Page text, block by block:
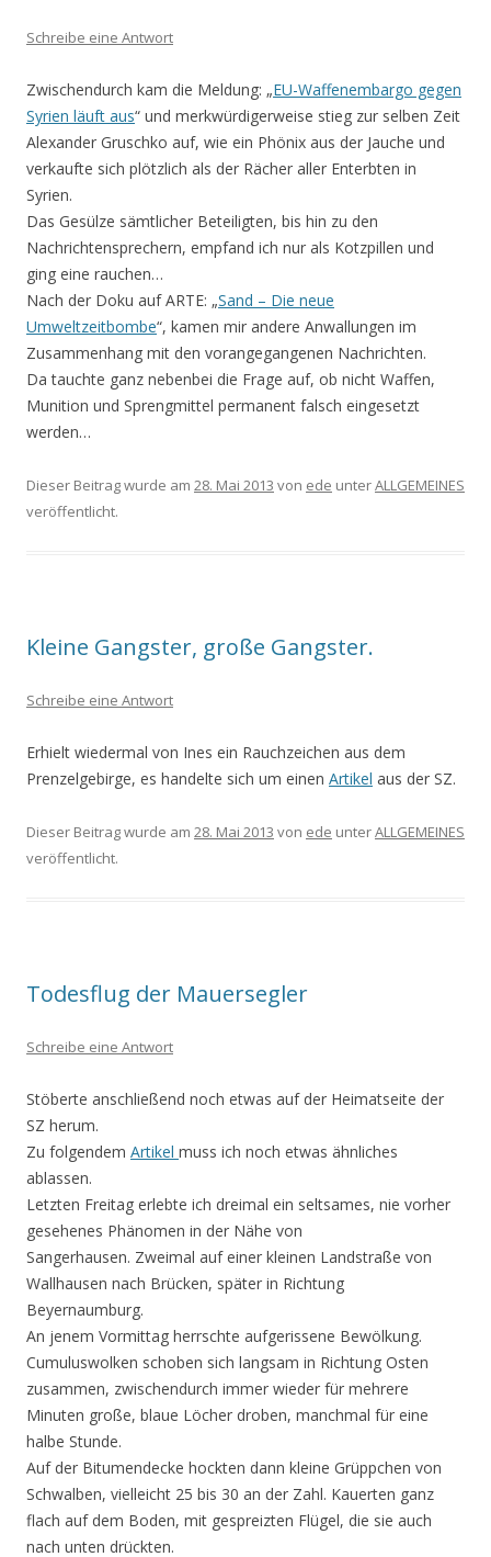
Schreibe eine Antwort
Zwischendurch kam die Meldung: „EU-Waffenembargo gegen
Syrien läuft aus“ und merkwürdigerweise stieg zur selben Zeit
Alexander Gruschko auf, wie ein Phönix aus der Jauche und
verkaufte sich plötzlich als der Rächer aller Enterbten in
Syrien.
Das Gesülze sämtlicher Beteiligten, bis hin zu den
Nachrichtensprechern, empfand ich nur als Kotzpillen und
ging eine rauchen…
Nach der Doku auf ARTE: „Sand – Die neue
Umweltzeitbombe“, kamen mir andere Anwallungen im
Zusammenhang mit den vorangegangenen Nachrichten.
Da tauchte ganz nebenbei die Frage auf, ob nicht Waffen,
Munition und Sprengmittel permanent falsch eingesetzt
werden…
Dieser Beitrag wurde am 28. Mai 2013 von ede unterALLGEMEINES
veröffentlicht.
Kleine Gangster, große Gangster.
Schreibe eine Antwort
Erhielt wiedermal von Ines ein Rauchzeichen aus dem
Prenzelgebirge, es handelte sich um einen Artikel aus der SZ.
Dieser Beitrag wurde am 28. Mai 2013 von ede unterALLGEMEINES
veröffentlicht.
Todesflug der Mauersegler
Schreibe eine Antwort
Stöberte anschließend noch etwas auf der Heimatseite der
SZ herum.
Zu folgendem Artikel muss ich noch etwas ähnliches
ablassen.
Letzten Freitag erlebte ich dreimal ein seltsames, nie vorher
gesehenes Phänomen in der Nähe von
Sangerhausen. Zweimal auf einer kleinen Landstraße von
Wallhausen nach Brücken, später in Richtung
Beyernaumburg.
An jenem Vormittag herrschte aufgerissene Bewölkung.
Cumuluswolken schoben sich langsam in Richtung Osten
zusammen, zwischendurch immer wieder für mehrere
Minuten große, blaue Löcher droben, manchmal für eine
halbe Stunde.
Auf der Bitumendecke hockten dann kleine Grüppchen von
Schwalben, vielleicht 25 bis 30 an der Zahl. Kauerten ganz
flach auf dem Boden, mit gespreizten Flügel, die sie auch
nach unten drückten.